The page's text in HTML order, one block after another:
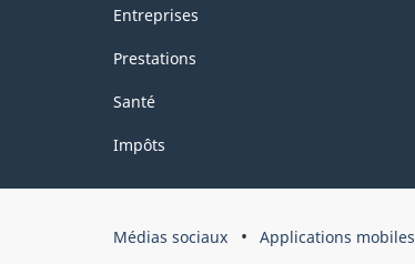
classification
Entreprises
Prestations
Santé
Impôts
Organisation
Médias sociaux Applications mobiles